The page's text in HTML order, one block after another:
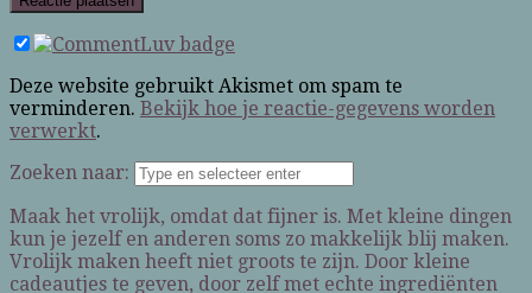
Deze website gebruikt Akismet om spam te
verminderen. Bekijk hoe je reactie-gegevens worden
verwerkt.
Zoeken naar:
Maak het vrolijk, omdat dat fijner is. Met kleine dingen
kun je jezelf en anderen soms zo makkelijk blij maken.
Vrolijk maken heeft niet groots te zijn. Door kleine
cadeautjes te geven, door zelf met echte ingrediënten